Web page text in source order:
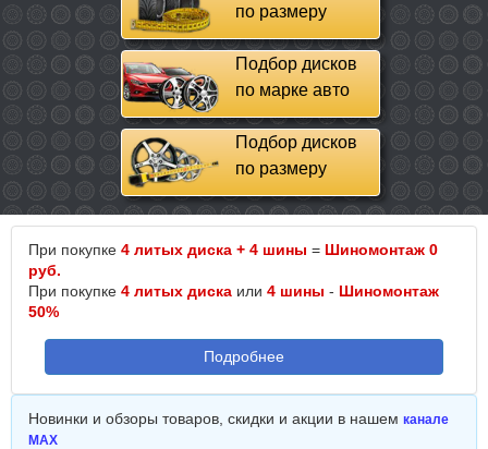
по размеру
Подбор дисков
по марке авто
Подбор дисков
по размеру
При покупке 4 литых диска + 4 шины = Шиномонтаж 0
руб.
При покупке 4 литых диска или 4 шины - Шиномонтаж
50%
Подробнее
Новинки и обзоры товаров, скидки и акции в нашем канале
MAX